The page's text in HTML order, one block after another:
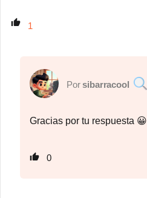
1
sibarracool
Gracias por tu respuesta 😀
0